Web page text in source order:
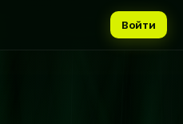
Войти